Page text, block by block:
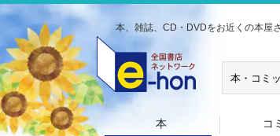
本、雑誌、CD・DVDをお近くの本屋
本 コ